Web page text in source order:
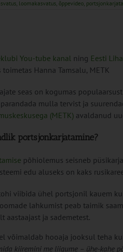
, loomakasvatus, õppevideo,
You-tube kanal ning Eesti
toimetas Hanna Tamsalu, METK
seas on kogumas populaarsust
mulla tervist ja
(METK) avaldanud
portsjonkarjatamine?
põhiolemus seisneb
edu aluseks on kaks
viibida ühel portsjonil kauem
lahkumist peab taimik
aastaajast ja sademetest.
võimaldab hooaja jooksul teha
kiiremini me liigume – ühe-kahe